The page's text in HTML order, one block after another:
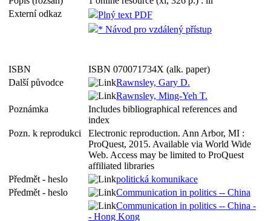
Externí odkaz
Plný text PDF
* Návod pro vzdálený přístup
ISBN
ISBN 070071734X (alk. paper)
Další původce
Rawnsley, Gary D.
Rawnsley, Ming-Yeh T.
Poznámka
Includes bibliographical references and
index
Pozn. k reprodukci
Electronic reproduction. Ann Arbor, MI :
ProQuest, 2015. Available via World Wide
Web. Access may be limited to ProQuest
affiliated libraries
Předmět - heslo
politická komunikace
Předmět - heslo
Communication in politics -- China
Communication in politics -- China -
- Hong Kong